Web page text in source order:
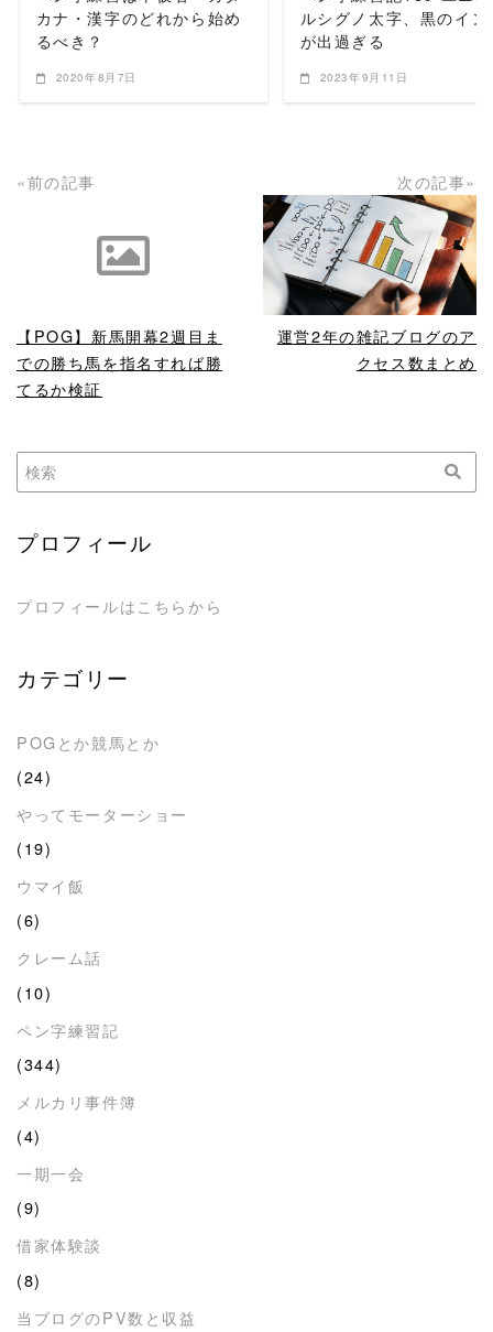
カナ・漢字のどれから始め
るべき？
2020年8月7日
ルシグノ太字、黒のイン
が出過ぎる
2023年9月11日
«前の記事
READ MORE
【POG】新馬開幕2週目ま
での勝ち馬を指名すれば勝
てるか検証
次の記事»
READ MORE
運営2年の雑記ブログのア
クセス数まとめ
プロフィール
プロフィールはこちらから
カテゴリー
POGとか競馬とか
(24)
やってモーターショー
(19)
ウマイ飯
(6)
クレーム話
(10)
ペン字練習記
(344)
メルカリ事件簿
(4)
一期一会
(9)
借家体験談
(8)
当ブログのPV数と収益